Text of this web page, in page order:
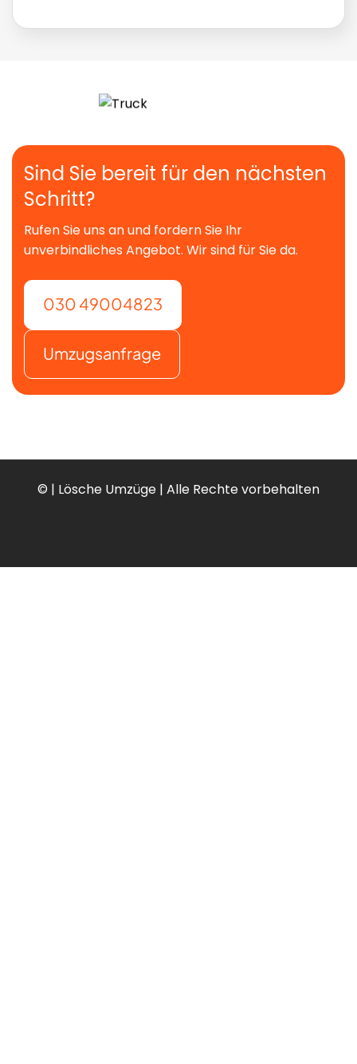
Sind Sie bereit für den nächsten
Schritt?
Rufen Sie uns an und fordern Sie Ihr
unverbindliches Angebot. Wir sind für Sie da.
030 49004823
Umzugsanfrage
© | Lösche Umzüge | Alle Rechte vorbehalten